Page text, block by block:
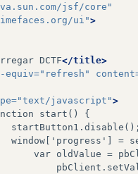
jsf/core"
ui">
DCTF</title>
equiv="refresh"
"text/javascript">
start()
{
window['progress']
=
var oldValue =